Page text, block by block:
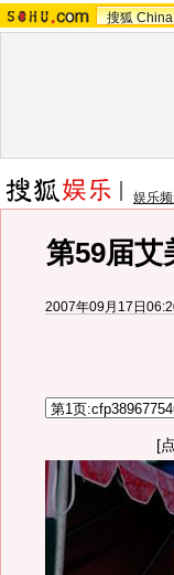
搜狐
娱乐
第59届艾
2007年09月17日
[